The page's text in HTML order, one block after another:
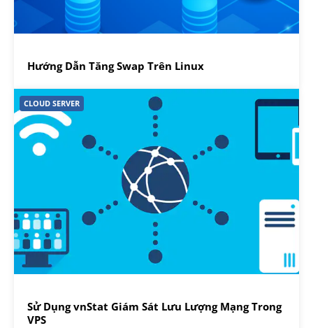
Hướng Dẫn Tăng Swap Trên Linux
CLOUD SERVER
Sử Dụng vnStat Giám Sát Lưu Lượng Mạng Trong
VPS